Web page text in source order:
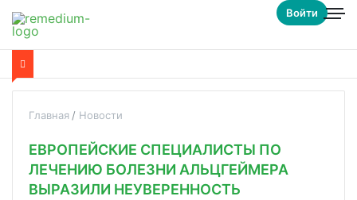
Войти
Главная Новости
ЕВРОПЕЙСКИЕ СПЕЦИАЛИСТЫ ПО
ЛЕЧЕНИЮ БОЛЕЗНИ АЛЬЦГЕЙМЕРА
ВЫРАЗИЛИ НЕУВЕРЕННОСТЬ